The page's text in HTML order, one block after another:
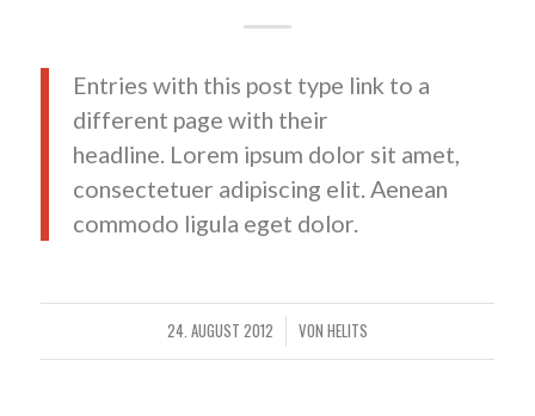
Entries with this post type link to a
different page with their
headline. Lorem ipsum dolor sit amet,
consectetuer adipiscing elit. Aenean
commodo ligula eget dolor.
24. AUGUST 2012
/ VON HELITS